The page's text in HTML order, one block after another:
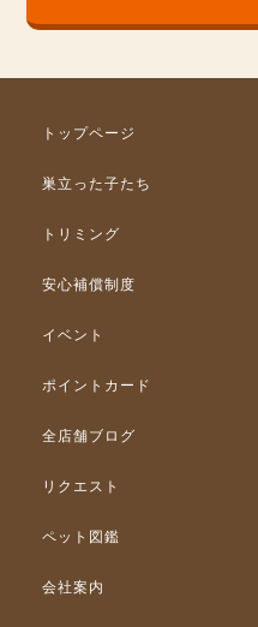
トップページ
巣立った子たち
トリミング
安心補償制度
イベント
ポイントカード
全店舗ブログ
リクエスト
ペット図鑑
会社案内